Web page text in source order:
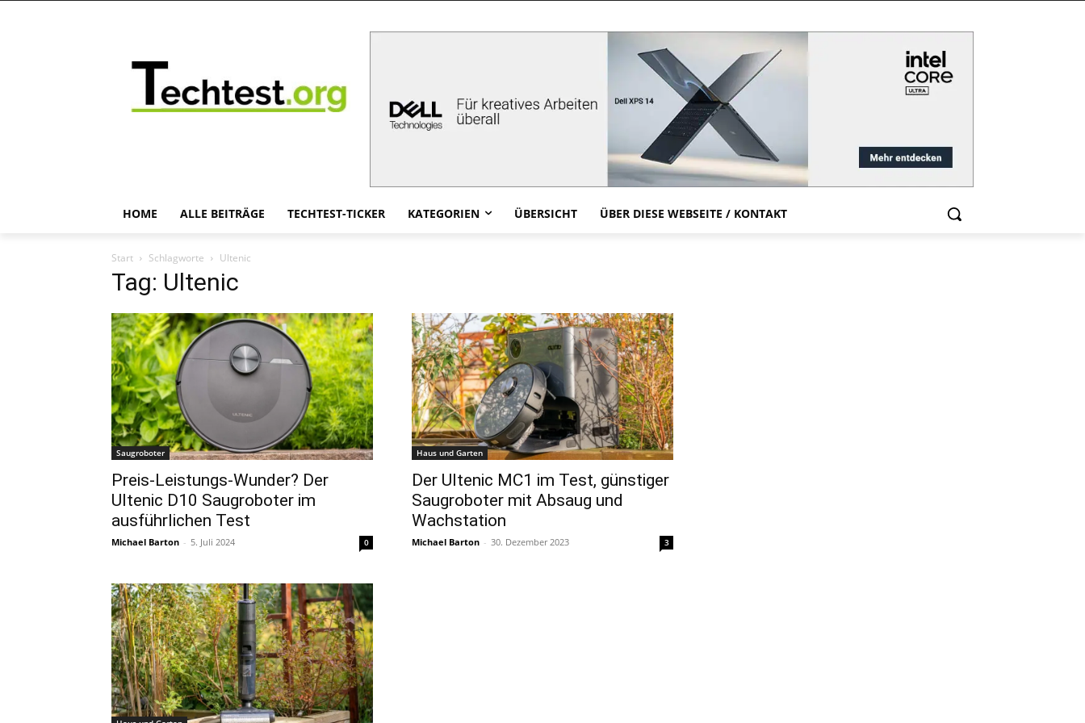
HOME ALLE BEITRÄGE TECHTEST-TICKER KATEGORIEN ÜBERSICHT ÜBER DIESE WEBSEITE / KONTAKT
Start Schlagworte Ultenic
Tag: Ultenic
Saugroboter
Preis-Leistungs-Wunder? Der
Ultenic D10 Saugroboter im
ausführlichen Test
Michael Barton - 5. Juli 2024 0
Haus und Garten
Der Ultenic MC1 im Test, günstiger
Saugroboter mit Absaug und
Wachstation
Michael Barton - 30. Dezember 2023 3